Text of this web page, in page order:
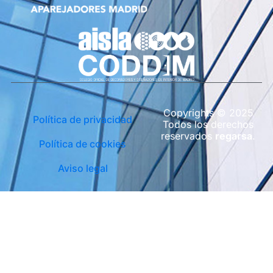
Política de privacidad
Política de cookies
Aviso legal
Copyrights © 2025
Todos los derechos
reservados regarsa .